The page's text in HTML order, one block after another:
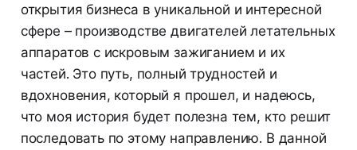
открытия бизнеса в уникальной и интересной
сфере – производстве двигателей летательных
аппаратов с искровым зажиганием и их
частей. Это путь, полный трудностей и
вдохновения, который я прошел, и надеюсь,
что моя история будет полезна тем, кто решит
последовать по этому направлению. В данной